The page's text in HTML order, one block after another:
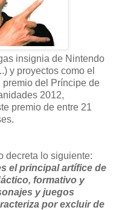
insignia de Nintendo
y proyectos como el
del Príncipe de
2012,
premio de entre 21
decreta lo siguiente:
el principal artífice de
formativo y
y juegos
por excluir de